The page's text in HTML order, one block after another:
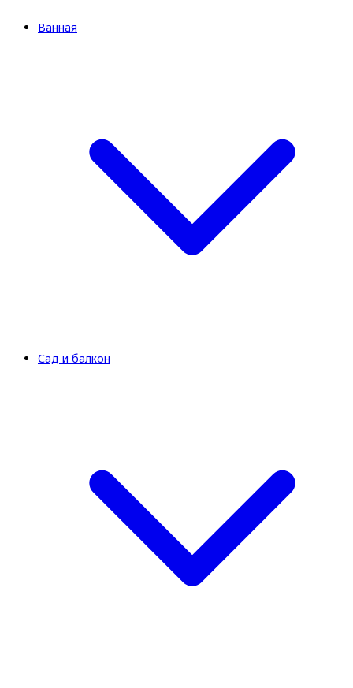
Ванная
Сад и балкон